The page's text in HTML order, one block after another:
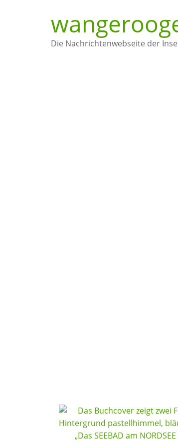
Die Nachrichtenwebseite der